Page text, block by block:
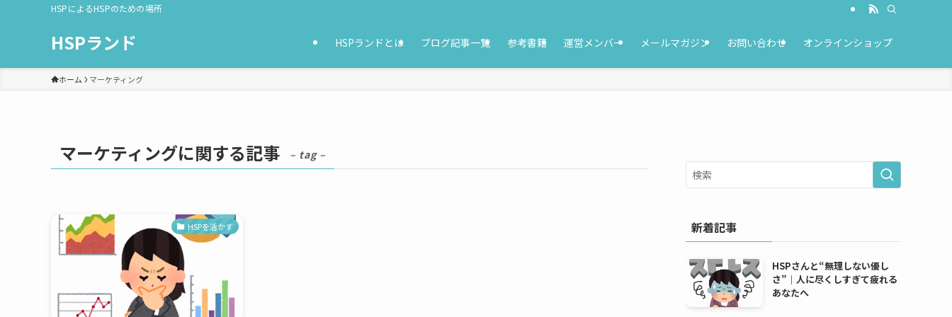
HSPによるHSPのための場所
HSPランド HSPランドとは ブログ記事一覧 参考書籍 運営メンバー メールマガジン お問い合わせ オンラインショップ
ホーム マーケティング
マーケティングに関する記事 – tag –
HSPを活かす 新着記事
HSPさんと“無理しない優し
さ”｜人に尽くしすぎて疲れる
あなたへ